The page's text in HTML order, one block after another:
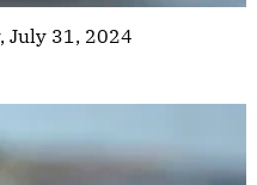
July 31, 2024